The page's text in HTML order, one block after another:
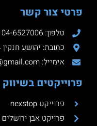
פרטי צור קשר
טלפון: 04-6527006
כתובת: יהושע חנקין 34, עפולה
אימייל: omrishagum@gmail.com
פרוייקטים בשיווק
פרוייקט nexstop
פרויקט אבן ירושלים